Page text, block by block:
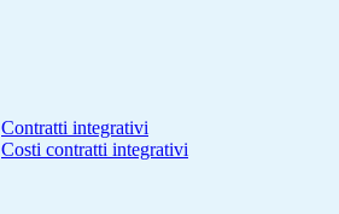
Contratti integrativi
Costi contratti integrativi